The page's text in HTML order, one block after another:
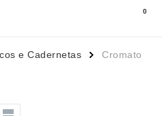
0
e Cadernetas Cromato